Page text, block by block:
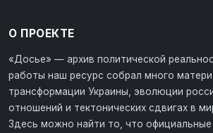
О ПРОЕКТЕ
«Досье» — архив политической
работы наш ресурс собрал много
трансформации Украины, эволюции
отношений и тектонических сдвигах в
Здесь можно найти то, что